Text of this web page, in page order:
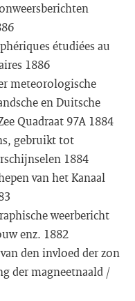
étudiées au
1886
meteorologische
en Duitsche
Quadraat 97A 1884
gebruikt tot
1884
van het Kanaal
weerbericht
enz. 1882
den invloed der zon
der magneetnaald /